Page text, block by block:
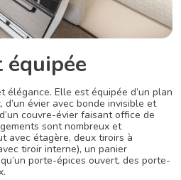
élégance. Elle est équipée d’un plan
évier avec bonde invisible et
couvre-évier faisant office de
sont nombreux et
avec étagère, deux tiroirs à
tiroir interne), un panier
porte-épices ouvert, des porte-